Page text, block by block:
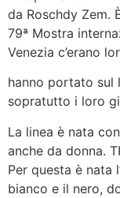
da Roschdy Zem.
79ª Mostra
Venezia c’erano
hanno portato sul
sopratutto i loro
La linea è nata
anche da donna.
Per questa è nata
bianco e il nero,